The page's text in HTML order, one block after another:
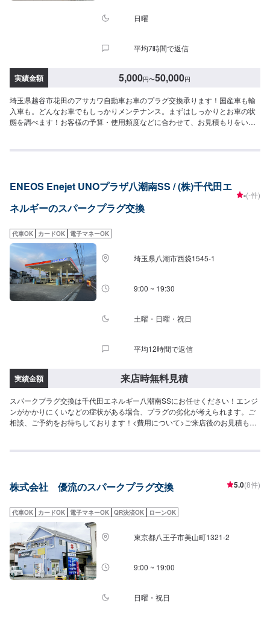
日曜
平均7時間で返信
実績金額 5,000円〜50,000円
埼玉県越谷市花田のアサカワ自動車お車のプラグ交換承ります！国産車も輸
入車も。どんなお車でもしっかりメンテナンス。まずはしっかりとお車の状
態を調べます！お客様の予算・使用頻度などに合わせて、お見積もりをいた
のお持ち込みは可能です！ご希望の方はオファーをお送りいただく際に、パ
車について/作業中は代車をお出しすることも可能ですので、ご希望の方はお
気軽にお申し付けください。※燃料代はお客さま負担となります。\営業時
間・定休日/営業時間：8:45～18:00定休日：日曜日
ENEOS Enejet UNOプラザ八潮南SS / (株)千代田エ
ネルギーのスパークプラグ交換
-(-件)
代車OK カードOK 電子マネーOK
埼玉県八潮市西袋1545-1
9:00 ~ 19:30
土曜・日曜・祝日
平均12時間で返信
実績金額 来店時無料見積
スパークプラグ交換は千代田エネルギー八潮南SSにお任せください！エンジ
ンがかかりにくいなどの症状がある場合、プラグの劣化が考えられます。ご
相談、ご予約をお待ちしております！<費用について>ご来店後のお見積もり
株式会社 優流のスパークプラグ交換 5.0(8件)
代車OK カードOK 電子マネーOK QR決済OK ローンOK
東京都八王子市美山町1321-2
9:00 ~ 19:00
日曜・祝日